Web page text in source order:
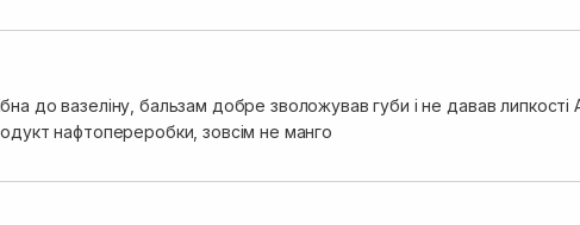
до вазеліну, бальзам добре зволожував губи і не давав липкості
нафтопереробки, зовсім не манго